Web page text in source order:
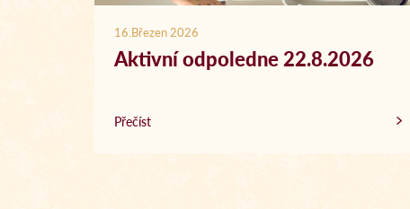
16.Březen 2026
Aktivní odpoledne 22.8.2026
Přečíst